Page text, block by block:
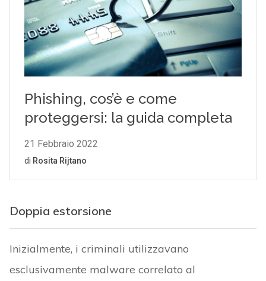
Doppia estorsione
Inizialmente, i criminali utilizzavano
esclusivamente malware correlato al